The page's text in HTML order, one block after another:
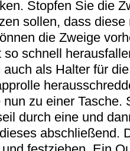
Stopfen Sie die
sollen, dass
die Zweige
so schnell
auch als Halter für
nun zu einer
durch eine und
abschließend.